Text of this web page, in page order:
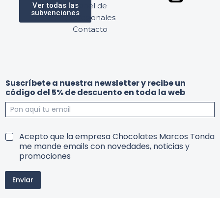
Ver todas las
subvenciones
Panel de
profesionales
Contacto
u
n
d
ó
d
i
g
w
e
e
i
Suscríbete a nuestra newsletter y recibe un
código del 5% de descuento en toda la web
T
i
o
Acepto que la empresa Chocolates Marcos Tonda
me mande emails con novedades, noticias y
promociones
Enviar